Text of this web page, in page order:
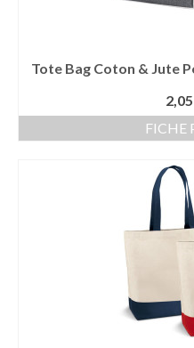
Tote Bag Coton & Jute
FICHE